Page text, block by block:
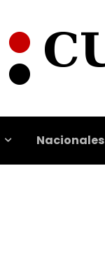
Nacionales